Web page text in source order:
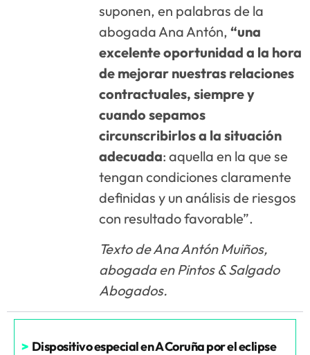
suponen, en palabras de la
abogada Ana Antón,“una
excelente oportunidad a la hora
de mejorar nuestras relaciones
contractuales, siempre y
cuando sepamos
circunscribirlos a la situación
adecuada: aquella en la que se
tengan condiciones claramente
definidas y un análisis de riesgos
con resultado favorable”.
Texto de Ana Antón Muiños,
abogada en Pintos & Salgado
Abogados.
> Dispositivo especial en A Coruña por el eclipse